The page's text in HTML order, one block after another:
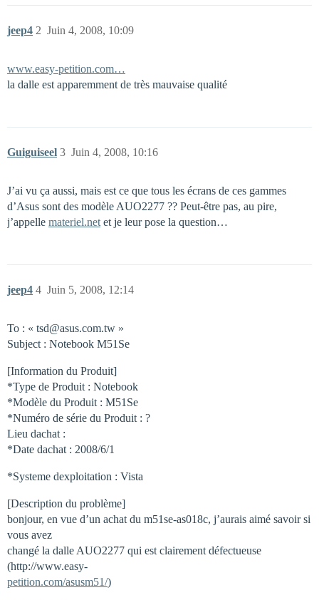
jeep4 Juin 4, 2008, 10:09
2
www.easy-petition.com…
la dalle est apparemment de très mauvaise qualité
Guiguiseel Juin 4, 2008, 10:16
3
J’ai vu ça aussi, mais est ce que tous les écrans de ces gammes
d’Asus sont des modèle AUO2277 ?? Peut-être pas, au pire,
j’appelle materiel.net et je leur pose la question…
jeep4 Juin 5, 2008, 12:14
4
To : « tsd@asus.com.tw »
Subject : Notebook M51Se
[Information du Produit]
*Type de Produit : Notebook
*Modèle du Produit : M51Se
*Numéro de série du Produit : ?
Lieu dachat :
*Date dachat : 2008/6/1
*Systeme dexploitation : Vista
[Description du problème]
bonjour, en vue d’un achat du m51se-as018c, j’aurais aimé savoir si
vous avez
changé la dalle AUO2277 qui est clairement défectueuse
(http://www.easy-
petition.com/asusm51/)